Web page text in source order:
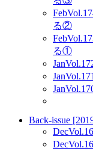
Feb
る②
Feb
る①
Jan
JanVol.171
Jan
Back-issue
Dec
Dec